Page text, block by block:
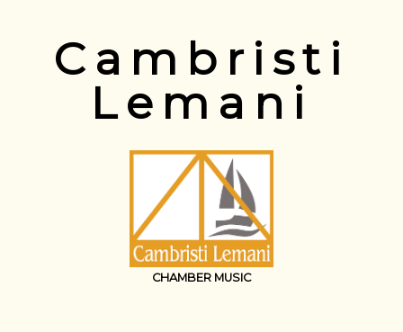
Cambristi
Lemani
CHAMBER MUSIC